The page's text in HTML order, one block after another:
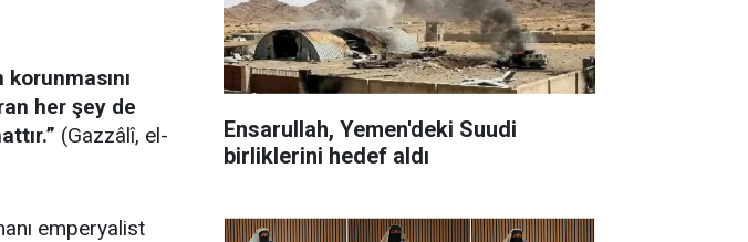
her şey de
(Gazzâlî, el-
emperyalist
Ensarullah, Yemen'deki Suudi
birliklerini hedef aldı